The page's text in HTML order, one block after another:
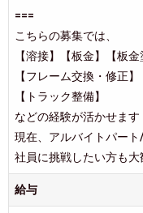
===
こちらの募集では、
【溶接】【板金】【板
【フレーム交換・修正】
【トラック整備】
などの経験が活かせます
現在、アルバイトパー
社員に挑戦したい方も大
給与